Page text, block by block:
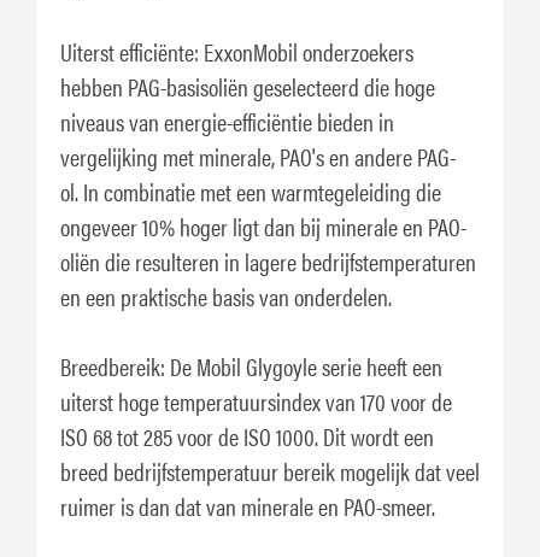
Uiterst efficiënte: ExxonMobil onderzoekers
hebben PAG-basisoliën geselecteerd die hoge
niveaus van energie-efficiëntie bieden in
vergelijking met minerale, PAO's en andere PAG-
ol. In combinatie met een warmtegeleiding die
ongeveer 10% hoger ligt dan bij minerale en PAO-
oliën die resulteren in lagere bedrijfstemperaturen
en een praktische basis van onderdelen.
Breedbereik: De Mobil Glygoyle serie heeft een
uiterst hoge temperatuursindex van 170 voor de
ISO 68 tot 285 voor de ISO 1000. Dit wordt een
breed bedrijfstemperatuur bereik mogelijk dat veel
ruimer is dan dat van minerale en PAO-smeer.